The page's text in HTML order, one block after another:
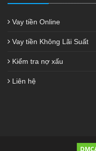
Vay tiền Online
Vay tiền Không Lãi Suất
Kiểm tra nợ xấu
Liên hệ